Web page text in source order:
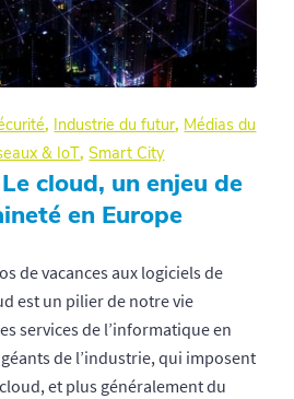
, Industrie du futur, Médias du
& IoT,Smart City
cloud, un enjeu de
en Europe
de vacances aux logiciels de
est un pilier de notre vie
services de l’informatique en
de l’industrie, qui imposent
et plus généralement du